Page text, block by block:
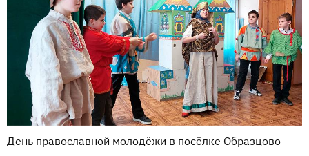
День православной молодёжи в посёлке Образцово